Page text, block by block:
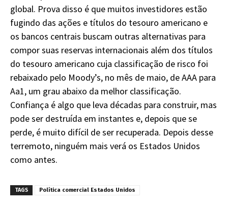
global. Prova disso é que muitos investidores estão
fugindo das ações e títulos do tesouro americano e
os bancos centrais buscam outras alternativas para
compor suas reservas internacionais além dos títulos
do tesouro americano cuja classificação de risco foi
rebaixado pelo Moody’s, no mês de maio, de AAA para
Aa1, um grau abaixo da melhor classificação.
Confiança é algo que leva décadas para construir, mas
pode ser destruída em instantes e, depois que se
perde, é muito difícil de ser recuperada. Depois desse
terremoto, ninguém mais verá os Estados Unidos
como antes.
TAGS Política comercial Estados Unidos